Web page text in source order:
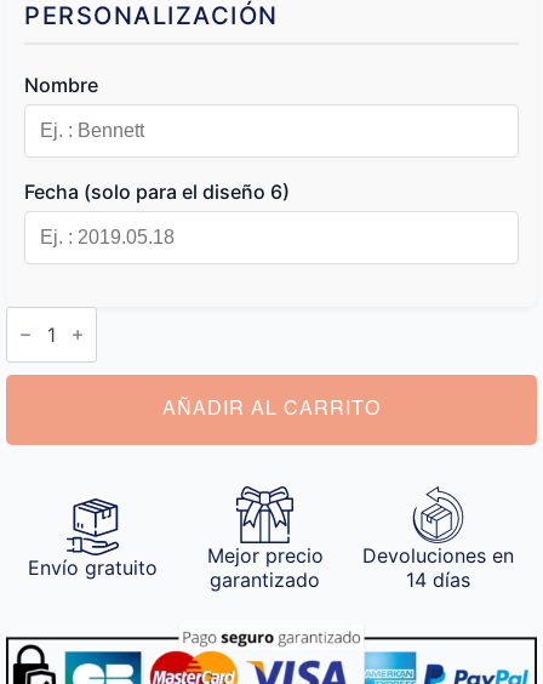
PERSONALIZACIÓN
Nombre
Fecha (solo para el diseño 6)
Estuche
para
Puros
Nombre
AÑADIR AL CARRITO
Envío gratuito
Mejor precio
garantizado
Devoluciones en
14 días